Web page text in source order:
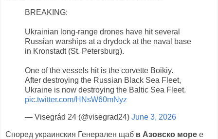
BREAKING:
Ukrainian long-range drones have hit several
Russian warships at a drydock at the naval base
in Kronstadt (St. Petersburg).
One of the vessels hit is the corvette Boikiy.
After destroying the Russian Black Sea Fleet,
Ukraine is now destroying the Baltic Sea Fleet.
pic.twitter.com/HNsW60mNyz
— Visegrád 24 (@visegrad24) June 3, 2026
Според украинския Генерален щаб в Азовско море е